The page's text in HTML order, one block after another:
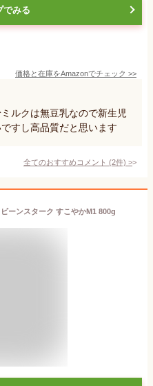
でみる
価格と在庫をAmazonでチェック >>
ルクは無豆乳なので新生児
すし高品質だと思います
全てのおすすめコメント (2件) >
ーンスターク すこやかM1 800g